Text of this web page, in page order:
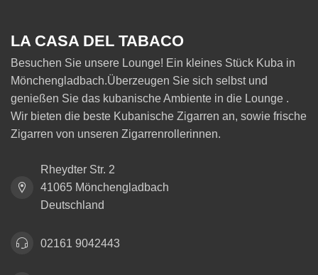
LA CASA DEL TABACO
Besuchen Sie unsere Lounge! Ein kleines Stück Kuba in
Mönchengladbach.Überzeugen Sie sich selbst und
genießen Sie das kubanische Ambiente in die Lounge .
Wir bieten die beste Kubanische Zigarren an, sowie frische
Zigarren von unseren Zigarrenrollerinnen.
Rheydter Str. 2
41065 Mönchengladbach
Deutschland
02161 9042443